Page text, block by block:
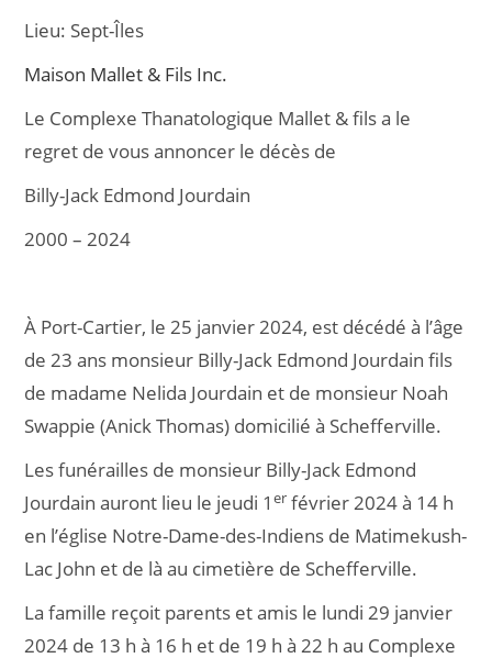
Lieu: Sept-Îles
Maison Mallet & Fils Inc.
Le Complexe Thanatologique Mallet & fils a le
regret de vous annoncer le décès de
Billy-Jack Edmond Jourdain
2000 – 2024
À Port-Cartier, le 25 janvier 2024, est décédé à l’âge
de 23 ans monsieur Billy-Jack Edmond Jourdain fils
de madame Nelida Jourdain et de monsieur Noah
Swappie (Anick Thomas) domicilié à Schefferville.
Les funérailles de monsieur Billy-Jack Edmond
Jourdain auront lieu le jeudi 1er février 2024 à 14 h
en l’église Notre-Dame-des-Indiens de Matimekush-
Lac John et de là au cimetière de Schefferville.
La famille reçoit parents et amis le lundi 29 janvier
2024 de 13 h à 16 h et de 19 h à 22 h au Complexe